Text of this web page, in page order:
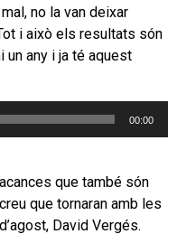
no la van deixar
i això els resultats són
un any i ja té aquest
00:00
que també són
que tornaran amb les
David Vergés.